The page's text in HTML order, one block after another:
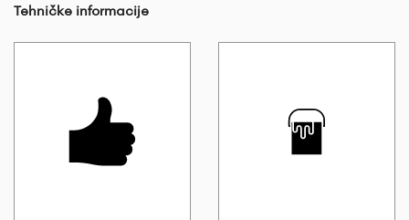
Tehničke informacije